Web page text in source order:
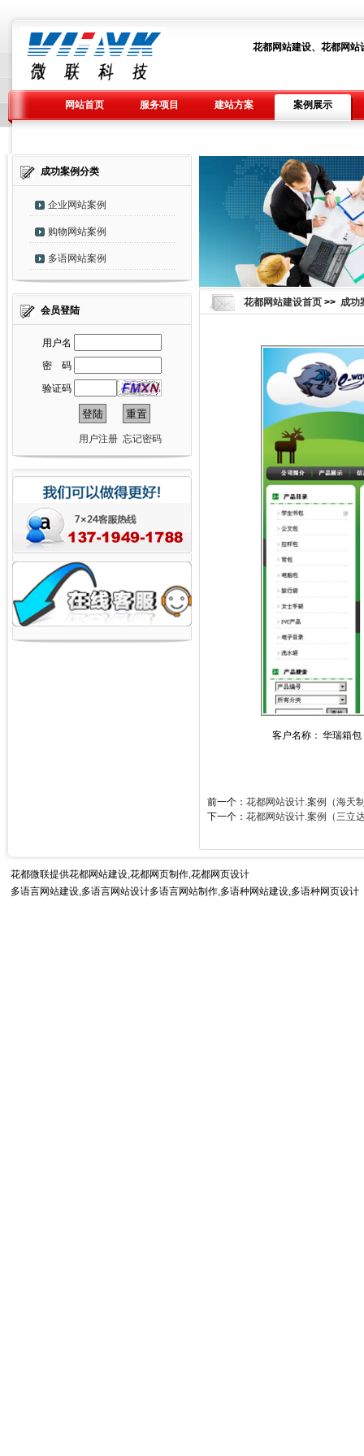
花都网站建设、花都网
网站首页 服务项目 建站方案 案例展示
成功案例分类
企业网站案例
购物网站案例
多语网站案例
会员登陆
用户名
密 码
验证码
用户注册 忘记密码
花都网站建设首页 >> 成功
客户名称： 华瑞箱包
前一个： 花都网站设计.案例（海天
下一个： 花都网站设计.案例（三立
花都微联提供花都网站建设,花都网页制作,花都网页设计
多语言网站建设,多语言网站设计多语言网站制作,多语种网站建设,多语种网页设计